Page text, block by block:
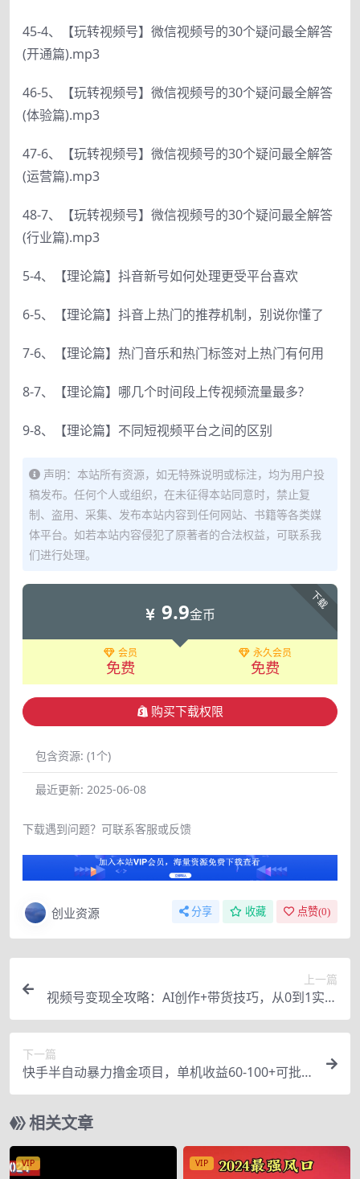
45-4、【玩转视频号】微信视频号的30个疑问最全解答
(开通篇).mp3
46-5、【玩转视频号】微信视频号的30个疑问最全解答
(体验篇).mp3
47-6、【玩转视频号】微信视频号的30个疑问最全解答
(运营篇).mp3
48-7、【玩转视频号】微信视频号的30个疑问最全解答
(行业篇).mp3
5-4、【理论篇】抖音新号如何处理更受平台喜欢
6-5、【理论篇】抖音上热门的推荐机制，别说你懂了
7-6、【理论篇】热门音乐和热门标签对上热门有何用
8-7、【理论篇】哪几个时间段上传视频流量最多?
9-8、【理论篇】不同短视频平台之间的区别
声明：本站所有资源，如无特殊说明或标注，均为用户投
稿发布。任何个人或组织，在未征得本站同意时，禁止复
制、盗用、采集、发布本站内容到任何网站、书籍等各类媒
体平台。如若本站内容侵犯了原著者的合法权益，可联系我
们进行处理。
下载
9.9金币
会员
免费
永久会员
免费
购买下载权限
包含资源: (1个)
最近更新: 2025-06-08
下载遇到问题？可联系客服或反馈
创业资源 分享 收藏 点赞(0)
上一篇
视频号变现全攻略：AI创作+带货技巧，从0到1实现
流量变现
下一篇
快手半自动暴力撸金项目，单机收益60-100+可批
量操作单日300+
相关文章
VIP VIP